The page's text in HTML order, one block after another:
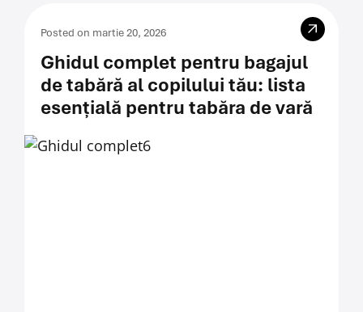
Posted on martie 20, 2026
Ghidul complet pentru bagajul
de tabără al copilului tău: lista
esențială pentru tabăra de vară